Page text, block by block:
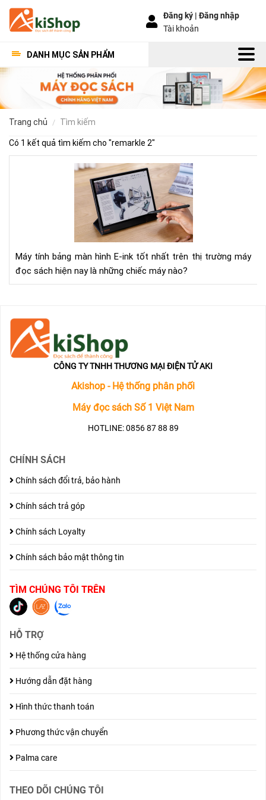
Đăng ký |Đăng nhập
Tài khoản
DANH MỤC SẢN PHẨM
trang chủ tìm kiếm
Có 1 kết quả tìm kiếm cho "remarkle 2"
Máy tính bảng màn hình E-ink tốt nhất trên thị trường máy
đọc sách hiện nay là những chiếc máy nào?
CÔNG TY TNHH THƯƠNG MẠI ĐIỆN TỬ AKI
Akishop - Hệ thống phân phối
Máy đọc sách Số 1 Việt Nam
HOTLINE: 0856 87 88 89
CHÍNH SÁCH
Chính sách đổi trả, bảo hành
Chính sách trả góp
Chính sách Loyalty
Chính sách bảo mật thông tin
TÌM CHÚNG TÔI TRÊN
HỖ TRỢ
Hệ thống cửa hàng
Hướng dẫn đặt hàng
Hình thức thanh toán
Phương thức vận chuyển
Palma care
THEO DÕI CHÚNG TÔI